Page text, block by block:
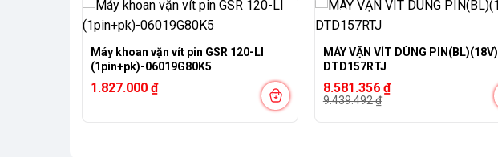
Máy khoan vặn vít pin GSR 120-LI
(1pin+pk)-06019G80K5
1.827.000 ₫
-9%
MÁY VẶN VÍT DÙNG PIN(BL)(18V)
DTD157RTJ
9.439.492₫
Giá
gốc
8.581.356 ₫
Giá
hiện